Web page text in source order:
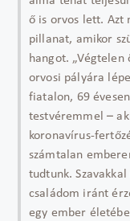
ő is orvos lett. Azt
pillanat, amikor
hangot.
orvosi pályára
fiatalon, 69
testvéremmel –
koronavírus-
számtalan
tudtunk.
családom iránt
egy ember